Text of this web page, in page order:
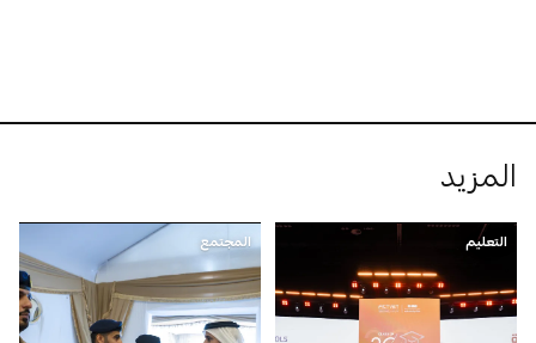
المزيد
التعليم المجتمع